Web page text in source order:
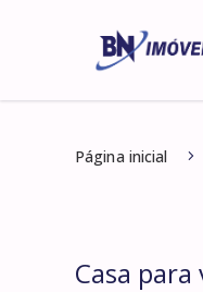
Página inicial
Casa